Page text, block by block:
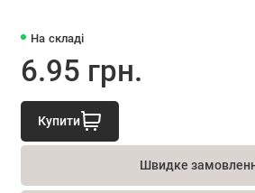
На складі
6.95 грн.
Купити
Швидке